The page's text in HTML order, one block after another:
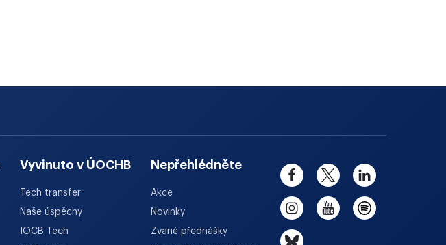
Vyvinuto v ÚOCHB
Tech transfer
Naše úspěchy
IOCB Tech
Nepřehlédněte
Akce
Novinky
Zvané přednášky